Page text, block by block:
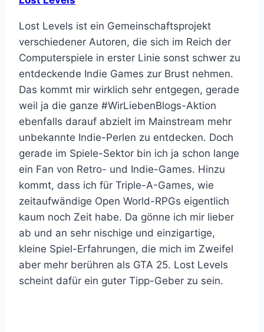
kommt, dass ich für Triple-A-Games, wie
zeitaufwändige Open World-RPGs eigentlich
kaum noch Zeit habe. Da gönne ich mir lieber
ab und an sehr nischige und einzigartige,
kleine Spiel-Erfahrungen, die mich im Zweifel
aber mehr berühren als GTA 25. Lost Levels
scheint dafür ein guter Tipp-Geber zu sein.
Life in Japan is strange
Ich war schon immer Japan-Fan und es ist
wirklich eine Schande, dass ich es immer noch
nicht dorthin geschafft habe. Ich könnte jetzt
so klischeehafte Dinge sagen wie „ich esse
gerne Sushi und finde, dass die Tempel bei
denen lustig aussehen“. Doch der Fanatismus
geht bei mir schon ein wenig tiefer. Mit Ninja-